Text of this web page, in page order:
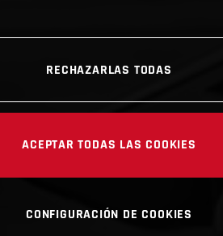
RECHAZARLAS TODAS
ACEPTAR TODAS LAS COOKIES
CONFIGURACIÓN DE COOKIES